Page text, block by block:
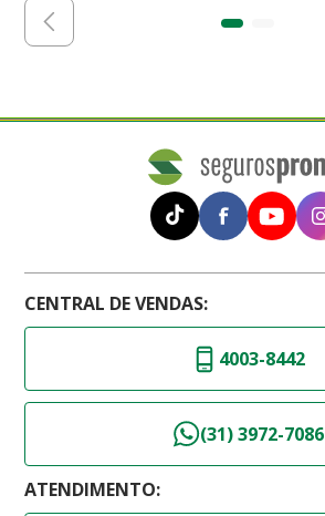
CENTRAL DE VENDAS:
4003-8442
(31) 3972-7086
ATENDIMENTO: